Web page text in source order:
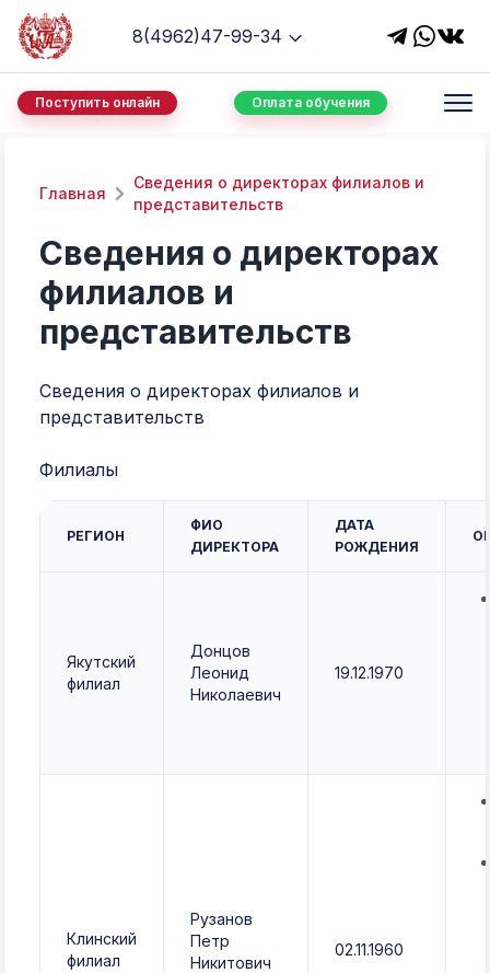
8(4962)47-99-34
Поступить онлайн Оплата обучения
Главная
Сведения о директорах филиалов и
представительств
Сведения о директорах
филиалов и
представительств
Сведения о директорах филиалов и
представительств
Филиалы
РЕГИОН
ФИО
ДИРЕКТОРА
ДАТА
РОЖДЕНИЯ
Якутский
филиал
Донцов
Леонид
Николаевич
19.12.1970
Клинский
филиал
Рузанов
Петр
Никитович
02.11.1960